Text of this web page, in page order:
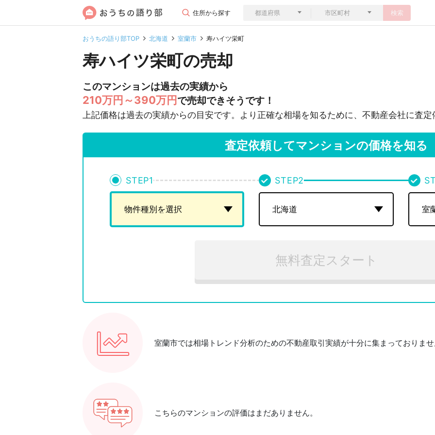
住所から探す 検索
おうちの語り部TOP 北海道 室蘭市 寿ハイツ栄町
寿ハイツ栄町の売却
このマンションは過去の実績から
210万円～390万円 で売却できそうです！
上記価格は過去の実績からの目安です。より正確な相場を知るために、不動産会社に査
査定依頼してマンションの価格を知る
STEP1 STEP2
無料査定スタート
室蘭市では相場トレンド分析のための不動産取引実績が十分に集まっておりま
こちらのマンションの評価はまだありません。